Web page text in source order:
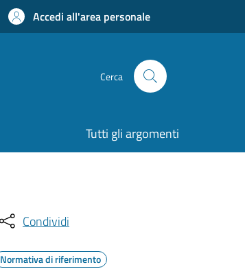
Accedi all'area personale
Cerca
Tutti gli argomenti
Condividi
Normativa di riferimento